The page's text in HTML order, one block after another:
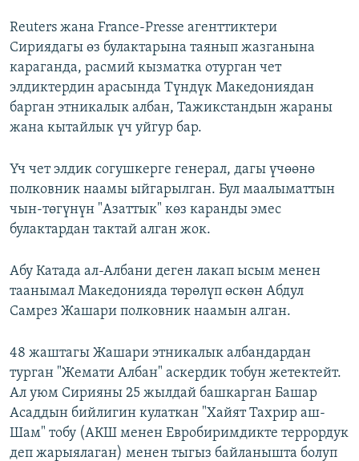
Reuters жана France-Presse агенттиктери
Сириядагы өз булактарына таянып жазганына
караганда, расмий кызматка отурган чет
элдиктердин арасында Түндүк Македониядан
барган этникалык албан, Тажикстандын жараны
жана кытайлык үч уйгур бар.
Үч чет элдик согушкерге генерал, дагы үчөөнө
полковник наамы ыйгарылган. Бул маалыматтын
чын-төгүнүн "Азаттык" көз каранды эмес
булактардан тактай алган жок.
Абу Катада ал-Албани деген лакап ысым менен
таанымал Македонияда төрөлүп өскөн Абдул
Самрез Жашари полковник наамын алган.
48 жаштагы Жашари этникалык албандардан
турган "Жемати Албан" аскердик тобун жетектейт.
Ал уюм Сирияны 25 жылдай башкарган Башар
Асаддын бийлигин кулаткан "Хайят Тахрир аш-
Шам" тобу (АКШ менен Евробиримдикте террордук
деп жарыялаган) менен тыгыз байланышта болуп